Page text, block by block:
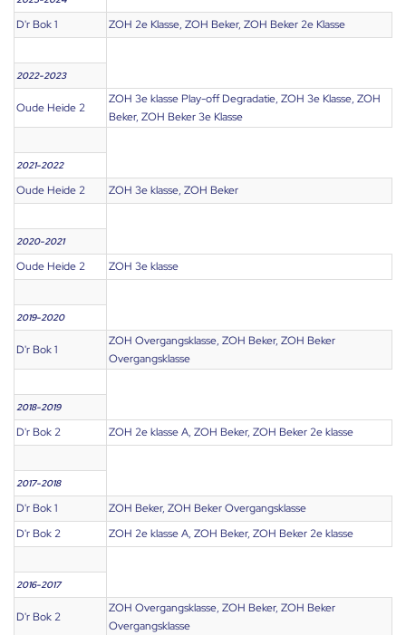
D'r Bok 1 ZOH 2e Klasse, ZOH Beker, ZOH Beker 2e Klasse
2022-2023
Oude Heide 2
ZOH 3e klasse Play-off Degradatie, ZOH 3e Klasse, ZOH
Beker, ZOH Beker 3e Klasse
2021-2022
Oude Heide 2 ZOH 3e klasse, ZOH Beker
2020-2021
Oude Heide 2 ZOH 3e klasse
2019-2020
D'r Bok 1
ZOH Overgangsklasse, ZOH Beker, ZOH Beker
Overgangsklasse
2018-2019
D'r Bok 2 ZOH 2e klasse A, ZOH Beker, ZOH Beker 2e klasse
2017-2018
D'r Bok 1
ZOH Beker, ZOH Beker Overgangsklasse
D'r Bok 2
ZOH 2e klasse A, ZOH Beker, ZOH Beker 2e klasse
2016-2017
D'r Bok 2
ZOH Overgangsklasse, ZOH Beker, ZOH Beker
Overgangsklasse